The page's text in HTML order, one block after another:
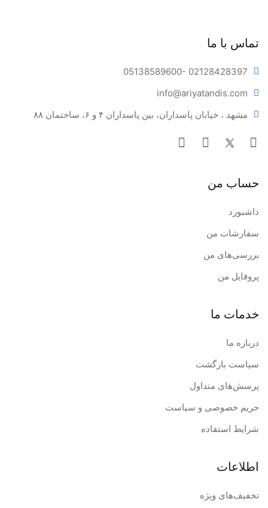
تماس با ما
05138589600- 02128428397
info@ariyatandis.com
مشهد ، خیابان پاسداران، بین پاسداران ۴ و ۶، ساختمان ۸۸
حساب من
داشبورد
سفارشات من
بررسی‌های من
پروفایل من
خدمات ما
درباره ما
سیاست بازگشت
پرسش‌های متداول
حریم خصوصی و سیاست
شرایط استفاده
اطلاعات
تخفیف‌های ویژه